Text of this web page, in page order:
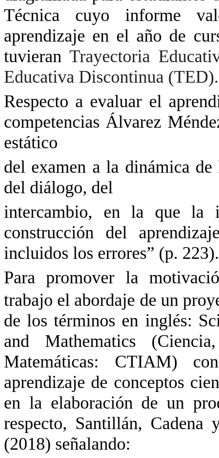
Técnica cuyo informe
aprendizaje en el año de
tuvieranTrayectoria
Educativa Discontinua (TED).
Respecto a evaluar el
competencias Álvarez
estático
del examen a la dinámica
del diálogo, del
intercambio, en la que la
construcción del
incluidos los errores” (p. 223).
Para promover la
trabajo el abordaje de un
de los términos en inglés:
and Mathematics
Matemáticas: CTIAM)
aprendizaje de conceptos
en la elaboración de un
respecto, Santillán,
(2018) señalando: